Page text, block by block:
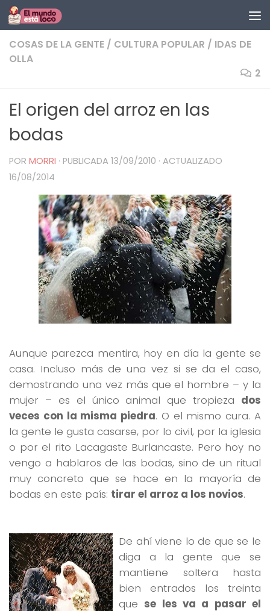
Saltar al contenido
COSAS DE LA GENTE / CULTURA POPULAR / IDAS DE
OLLA
2
El origen del arroz en las
bodas
POR MORRI · PUBLICADA 13/09/2010 · ACTUALIZADO
16/08/2014
Aunque parezca mentira, hoy en día la gente se
casa. Incluso más de una vez si se da el caso,
demostrando una vez más que el hombre – y la
mujer – es el único animal que tropieza dos
veces con la misma piedra. O el mismo cura. A
la gente le gusta casarse, por lo civil, por la iglesia
o por el rito Lacagaste Burlancaste. Pero hoy no
vengo a hablaros de las bodas, sino de un ritual
muy concreto que se hace en la mayoría de
bodas en este país: tirar el arroz a los novios.
De ahí viene lo de que se le
diga a la gente que se
mantiene soltera hasta
bien entrados los treinta
que se les va a pasar el